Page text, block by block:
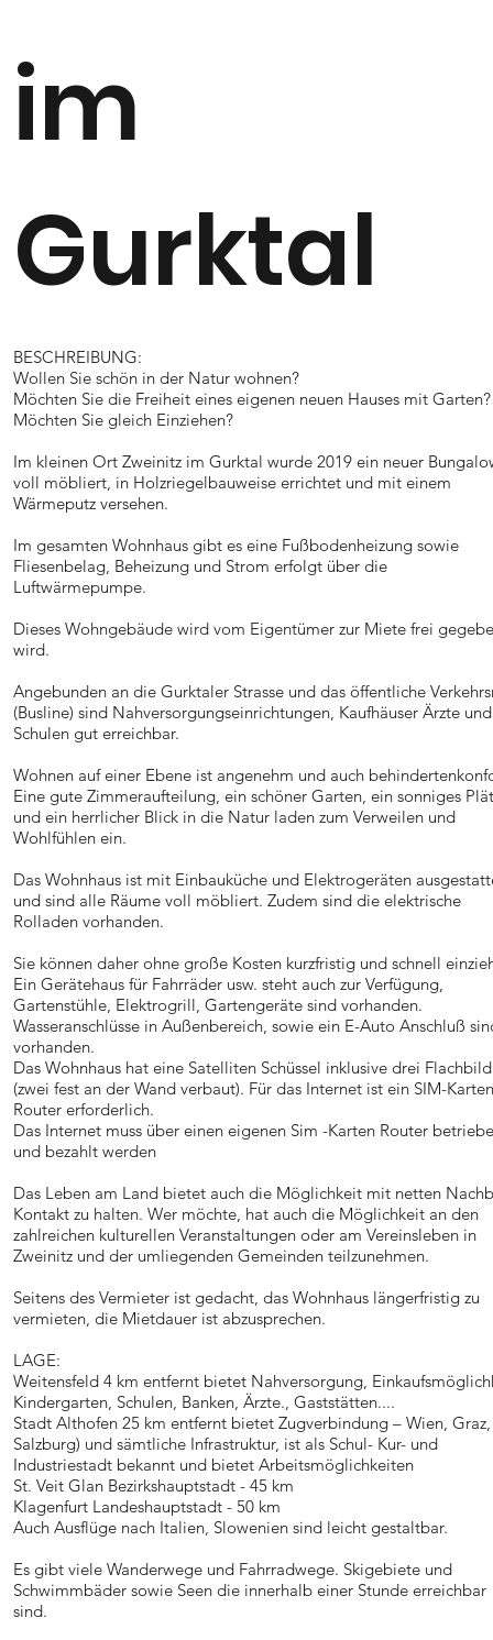
im
Gurktal
BESCHREIBUNG:
Wollen Sie schön in der Natur wohnen?
Möchten Sie die Freiheit eines eigenen neuen Hauses mit Garten?
Möchten Sie gleich Einziehen?
Im kleinen Ort Zweinitz im Gurktal wurde 2019 ein neuer
voll möbliert, in Holzriegelbauweise errichtet und mit einem
Wärmeputz versehen.
Im gesamten Wohnhaus gibt es eine Fußbodenheizung sowie
Fliesenbelag, Beheizung und Strom erfolgt über die
Luftwärmepumpe.
Dieses Wohngebäude wird vom Eigentümer zur Miete frei
wird.
Angebunden an die Gurktaler Strasse und das öffentliche
(Busline) sind Nahversorgungseinrichtungen, Kaufhäuser Ärzte und
Schulen gut erreichbar.
Wohnen auf einer Ebene ist angenehm und auch
Eine gute Zimmeraufteilung, ein schöner Garten, ein sonniges
und ein herrlicher Blick in die Natur laden zum Verweilen und
Wohlfühlen ein.
Das Wohnhaus ist mit Einbauküche und Elektrogeräten
und sind alle Räume voll möbliert. Zudem sind die elektrische
Rolladen vorhanden.
Sie können daher ohne große Kosten kurzfristig und schnell
Ein Gerätehaus für Fahrräder usw. steht auch zur Verfügung,
Gartenstühle, Elektrogrill, Gartengeräte sind vorhanden.
Wasseranschlüsse in Außenbereich, sowie ein E-Auto Anschluß
vorhanden.
Das Wohnhaus hat eine Satelliten Schüssel inklusive drei
(zwei fest an der Wand verbaut). Für das Internet ist ein SIM-
Router erforderlich.
Das Internet muss über einen eigenen Sim -Karten Router
und bezahlt werden
Das Leben am Land bietet auch die Möglichkeit mit netten
Kontakt zu halten. Wer möchte, hat auch die Möglichkeit an den
zahlreichen kulturellen Veranstaltungen oder am Vereinsleben in
Zweinitz und der umliegenden Gemeinden teilzunehmen.
Seitens des Vermieter ist gedacht, das Wohnhaus längerfristig zu
vermieten, die Mietdauer ist abzusprechen.
LAGE:
Weitensfeld 4 km entfernt bietet Nahversorgung,
Kindergarten, Schulen, Banken, Ärzte., Gaststätten....
Stadt Althofen 25 km entfernt bietet Zugverbindung – Wien, Graz,
Salzburg) und sämtliche Infrastruktur, ist als Schul- Kur- und
Industriestadt bekannt und bietet Arbeitsmöglichkeiten
St. Veit Glan Bezirkshauptstadt - 45 km
Klagenfurt Landeshauptstadt - 50 km
Auch Ausflüge nach Italien, Slowenien sind leicht gestaltbar.
Es gibt viele Wanderwege und Fahrradwege. Skigebiete und
Schwimmbäder sowie Seen die innerhalb einer Stunde erreichbar
sind.